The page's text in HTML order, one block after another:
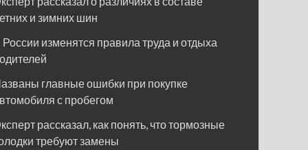
и зимних шин
России изменятся правила труда и отдыха
главные ошибки при покупке
с пробегом
рассказал, как понять, что тормозные
требуют замены